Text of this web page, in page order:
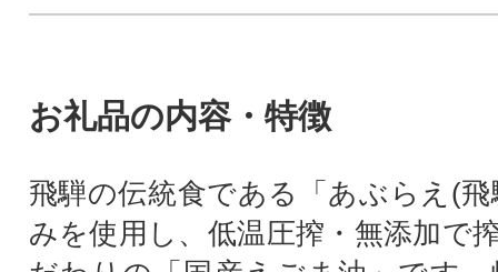
お礼品の内容・特徴
飛騨の伝統食である「あぶらえ(
みを使用し、低温圧搾・無添加で